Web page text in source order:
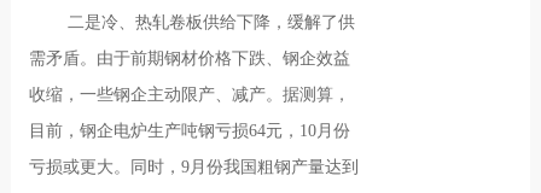
二是冷、热轧卷板供给下降，缓解了供
需矛盾。由于前期钢材价格下跌、钢企效益
收缩，一些钢企主动限产、减产。据测算，
目前，钢企电炉生产吨钢亏损64元，10月份
亏损或更大。同时，9月份我国粗钢产量达到